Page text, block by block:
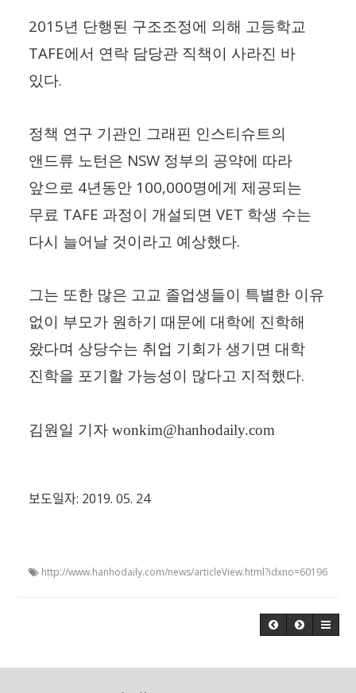
2015년 단행된 구조조정에 의해 고등학교
TAFE에서 연락 담당관 직책이 사라진 바
있다.
정책 연구 기관인 그래핀 인스티슈트의
앤드류 노턴은 NSW 정부의 공약에 따라
앞으로 4년동안 100,000명에게 제공되는
무료 TAFE 과정이 개설되면 VET 학생 수는
다시 늘어날 것이라고 예상했다.
그는 또한 많은 고교 졸업생들이 특별한 이유
없이 부모가 원하기 때문에 대학에 진학해
왔다며 상당수는 취업 기회가 생기면 대학
진학을 포기할 가능성이 많다고 지적했다.
김원일 기자 wonkim@hanhodaily.com
보도일자: 2019. 05. 24
http://www.hanhodaily.com/news/articleView.html?idxno=60196